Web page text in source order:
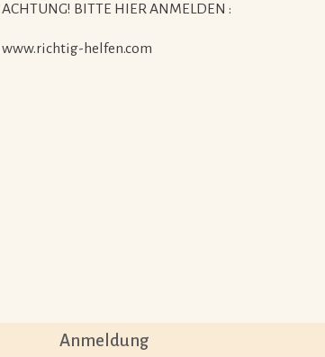
ACHTUNG! BITTE HIER ANMELDEN :
www.richtig-helfen.com
Anmeldung